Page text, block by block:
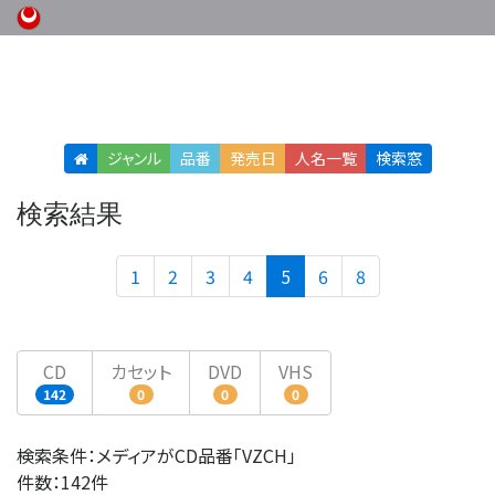
ジャンル 品番 発売日 人名一覧 検索窓
検索結果
1 2 3 4 5(current)
6 8
CD
142
カセット
0
DVD
0
VHS
0
検索条件：メディアがCD品番「VZCH」
件数：142件